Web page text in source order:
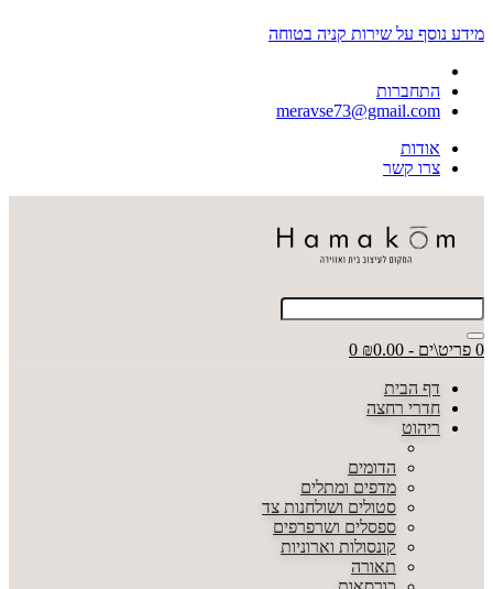
מידע נוסף על שירות קניה בטוחה
התחברות
meravse73@gmail.com
אודות
צרו קשר
0 פריט\ים - ₪0.00 0
דף הבית
חדרי רחצה
ריהוט
הדומים
מדפים ומתלים
סטולים ושולחנות צד
ספסלים ושרפרפים
קונסולות וארוניות
תאורה